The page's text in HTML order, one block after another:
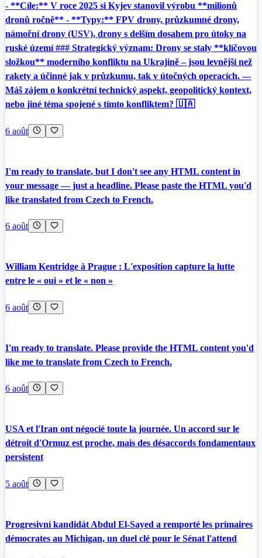
- **Cíle:** V roce 2025 si Kyjev stanovil výrobu **milionů
dronů ročně** - **Typy:** FPV drony, průzkumné drony,
námořní drony (USV), drony s delším dosahem pro útoky na
ruské území ### Strategický význam: Drony se staly **klíčovou
složkou** moderního konfliktu na Ukrajině – jsou levnější než
rakety a účinné jak v průzkumu, tak v útočných operacích. ---
Máš zájem o konkrétní technický aspekt, geopolitický kontext,
nebo jiné téma spojené s tímto konfliktem? 🇺🇦
6 août
I'm ready to translate, but I don't see any HTML content in
your message — just a headline. Please paste the HTML you'd
like translated from Czech to French.
6 août
William Kentridge à Prague : L'exposition capture la lutte
entre le « oui » et le « non »
6 août
I'm ready to translate. Please provide the HTML content you'd
like me to translate from Czech to French.
6 août
USA et l'Iran ont négocié toute la journée. Un accord sur le
détroit d'Ormuz est proche, mais des désaccords fondamentaux
persistent
5 août
Progresivní kandidát Abdul El-Sayed a remporté les primaires
démocrates au Michigan, un duel clé pour le Sénat l'attend